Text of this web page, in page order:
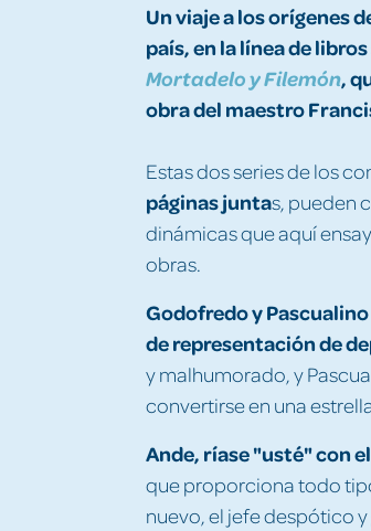
Un viaje a los orígenes
país, en la línea de
Mortadelo y Filemón,
obra del maestro
Estas dos series de los
páginas juntas, pueden
dinámicas que aquí
obras.
Godofredo y
de representación de
y malhumorado, y
convertirse en una
Ande, ríase "usté" con
que proporciona todo
nuevo, el jefe despótico